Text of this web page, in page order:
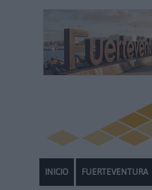
INICIO FUERTEVENTURA